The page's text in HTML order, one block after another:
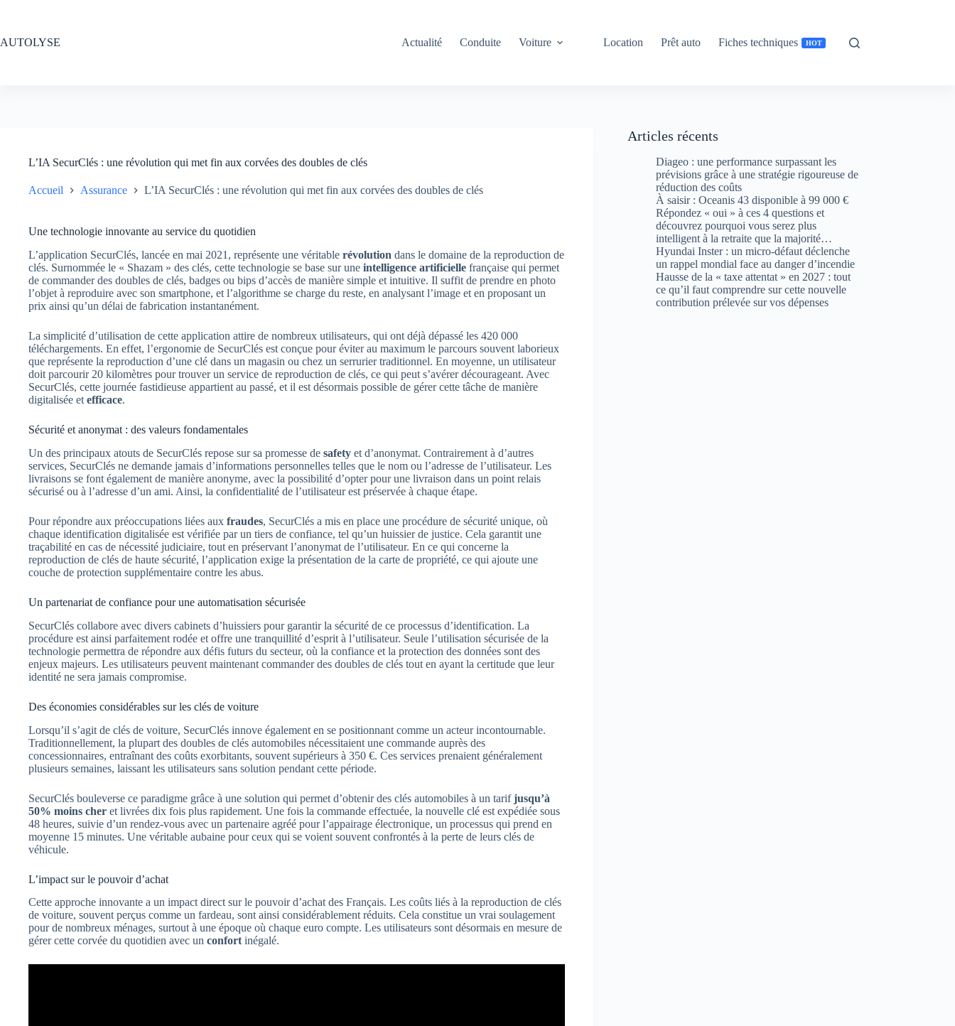
AUTOLYSE
Actualité Conduite Voiture Location Prêt auto Fiches techniques HOT
L’IA SecurClés : une révolution qui met fin aux corvées des doubles de clés
Accueil Assurance L’IA SecurClés : une révolution qui met fin aux corvées des doubles de clés
Une technologie innovante au service du quotidien
L’application SecurClés, lancée en mai 2021, représente une véritable révolution dans le domaine de la reproduction de
clés. Surnommée le « Shazam » des clés, cette technologie se base sur une intelligence artificielle française qui permet
de commander des doubles de clés, badges ou bips d’accès de manière simple et intuitive. Il suffit de prendre en photo
l’objet à reproduire avec son smartphone, et l’algorithme se charge du reste, en analysant l’image et en proposant un
prix ainsi qu’un délai de fabrication instantanément.
La simplicité d’utilisation de cette application attire de nombreux utilisateurs, qui ont déjà dépassé les 420 000
téléchargements. En effet, l’ergonomie de SecurClés est conçue pour éviter au maximum le parcours souvent laborieux
que représente la reproduction d’une clé dans un magasin ou chez un serrurier traditionnel. En moyenne, un utilisateur
doit parcourir 20 kilomètres pour trouver un service de reproduction de clés, ce qui peut s’avérer décourageant. Avec
SecurClés, cette journée fastidieuse appartient au passé, et il est désormais possible de gérer cette tâche de manière
digitalisée et efficace.
Sécurité et anonymat : des valeurs fondamentales
Un des principaux atouts de SecurClés repose sur sa promesse de safety et d’anonymat. Contrairement à d’autres
services, SecurClés ne demande jamais d’informations personnelles telles que le nom ou l’adresse de l’utilisateur. Les
livraisons se font également de manière anonyme, avec la possibilité d’opter pour une livraison dans un point relais
sécurisé ou à l’adresse d’un ami. Ainsi, la confidentialité de l’utilisateur est préservée à chaque étape.
Pour répondre aux préoccupations liées aux fraudes, SecurClés a mis en place une procédure de sécurité unique, où
chaque identification digitalisée est vérifiée par un tiers de confiance, tel qu’un huissier de justice. Cela garantit une
traçabilité en cas de nécessité judiciaire, tout en préservant l’anonymat de l’utilisateur. En ce qui concerne la
reproduction de clés de haute sécurité, l’application exige la présentation de la carte de propriété, ce qui ajoute une
couche de protection supplémentaire contre les abus.
Un partenariat de confiance pour une automatisation sécurisée
SecurClés collabore avec divers cabinets d’huissiers pour garantir la sécurité de ce processus d’identification. La
procédure est ainsi parfaitement rodée et offre une tranquillité d’esprit à l’utilisateur. Seule l’utilisation sécurisée de la
technologie permettra de répondre aux défis futurs du secteur, où la confiance et la protection des données sont des
enjeux majeurs. Les utilisateurs peuvent maintenant commander des doubles de clés tout en ayant la certitude que leur
identité ne sera jamais compromise.
Des économies considérables sur les clés de voiture
Lorsqu’il s’agit de clés de voiture, SecurClés innove également en se positionnant comme un acteur incontournable.
Traditionnellement, la plupart des doubles de clés automobiles nécessitaient une commande auprès des
concessionnaires, entraînant des coûts exorbitants, souvent supérieurs à 350 €. Ces services prenaient généralement
plusieurs semaines, laissant les utilisateurs sans solution pendant cette période.
SecurClés bouleverse ce paradigme grâce à une solution qui permet d’obtenir des clés automobiles à un tarifjusqu’à
50% moins cher et livrées dix fois plus rapidement. Une fois la commande effectuée, la nouvelle clé est expédiée sous
48 heures, suivie d’un rendez-vous avec un partenaire agréé pour l’appairage électronique, un processus qui prend en
moyenne 15 minutes. Une véritable aubaine pour ceux qui se voient souvent confrontés à la perte de leurs clés de
véhicule.
L’impact sur le pouvoir d’achat
Cette approche innovante a un impact direct sur le pouvoir d’achat des Français. Les coûts liés à la reproduction de clés
de voiture, souvent perçus comme un fardeau, sont ainsi considérablement réduits. Cela constitue un vrai soulagement
pour de nombreux ménages, surtout à une époque où chaque euro compte. Les utilisateurs sont désormais en mesure de
gérer cette corvée du quotidien avec un confort inégalé.
Articles récents
Diageo : une performance surpassant les
prévisions grâce à une stratégie rigoureuse de
réduction des coûts
À saisir : Oceanis 43 disponible à 99 000 €
Répondez « oui » à ces 4 questions et
découvrez pourquoi vous serez plus
intelligent à la retraite que la majorité…
Hyundai Inster : un micro-défaut déclenche
un rappel mondial face au danger d’incendie
Hausse de la « taxe attentat » en 2027 : tout
ce qu’il faut comprendre sur cette nouvelle
contribution prélevée sur vos dépenses